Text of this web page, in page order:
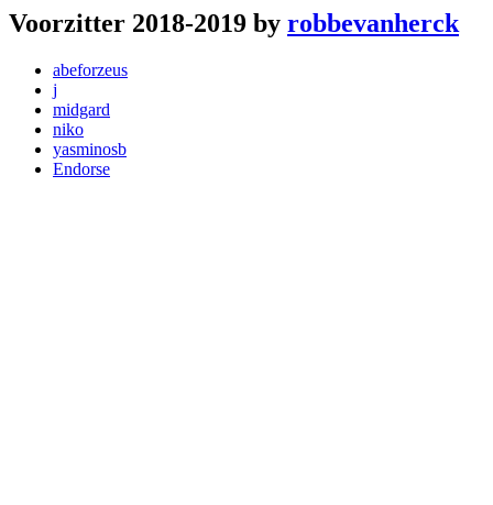
Voorzitter 2018-2019 by robbevanherck
abeforzeus
j
midgard
niko
yasminosb
Endorse